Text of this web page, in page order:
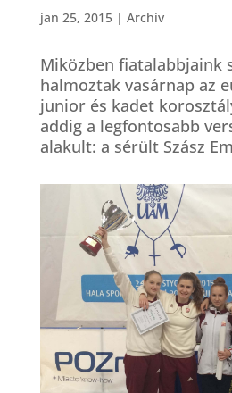
jan 25, 2015| Archív
Miközben fiatalabbjaink
halmoztak vasárnap az
junior és kadet
addig a legfontosabb
alakult: a sérült Szász